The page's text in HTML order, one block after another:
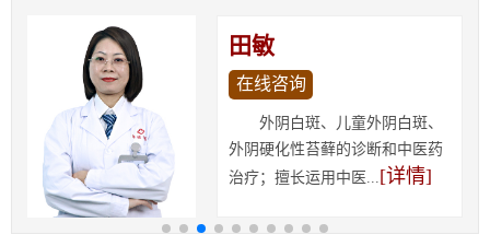
田敏
在线咨询
外阴白斑、儿童外阴白斑、
外阴硬化性苔藓的诊断和中医药
治疗；擅长运用中医...[详情]